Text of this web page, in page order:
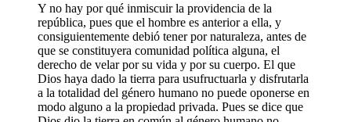
Y no hay por qué inmiscuir la providencia de la
república, pues que el hombre es anterior a ella, y
consiguientemente debió tener por naturaleza, antes de
que se constituyera comunidad política alguna, el
derecho de velar por su vida y por su cuerpo. El que
Dios haya dado la tierra para usufructuarla y disfrutarla
a la totalidad del género humano no puede oponerse en
modo alguno a la propiedad privada. Pues se dice que